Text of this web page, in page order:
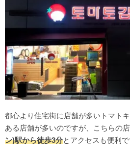
都心より住宅街に店舗が多いトマト
ある店舗が多いのですが、こちらの
ン)駅から徒歩3分とアクセスも便利で